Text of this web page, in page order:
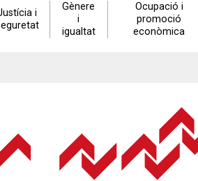
i
Gènere
i
igualtat
Ocupació i
promoció
econòmica